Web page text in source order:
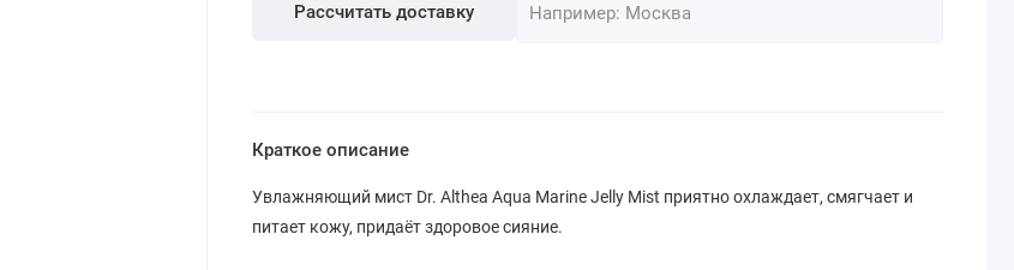
Рассчитать доставку
Краткое описание
Увлажняющий мист Dr. Althea Aqua Marine Jelly Mist приятно охлаждает, смягчает и
питает кожу, придаёт здоровое сияние.